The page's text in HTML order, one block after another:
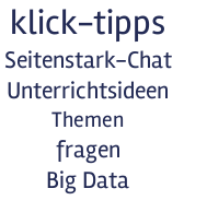
klick-tipps
Seitenstark-Chat
Unterrichtsideen
Themen
fragen
Big Data